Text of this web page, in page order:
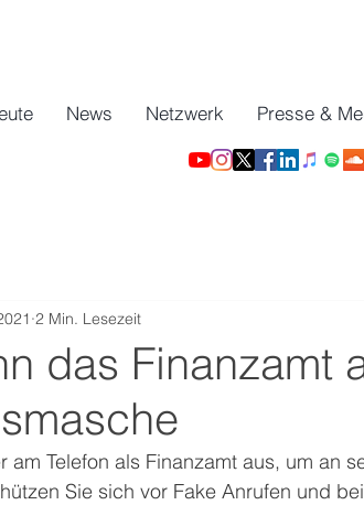
News Netzwerk Presse &
das Finanzamt
2 Min. Lesezeit
Telefon als Finanzamt aus, um an
Sie sich vor Fake Anrufen und